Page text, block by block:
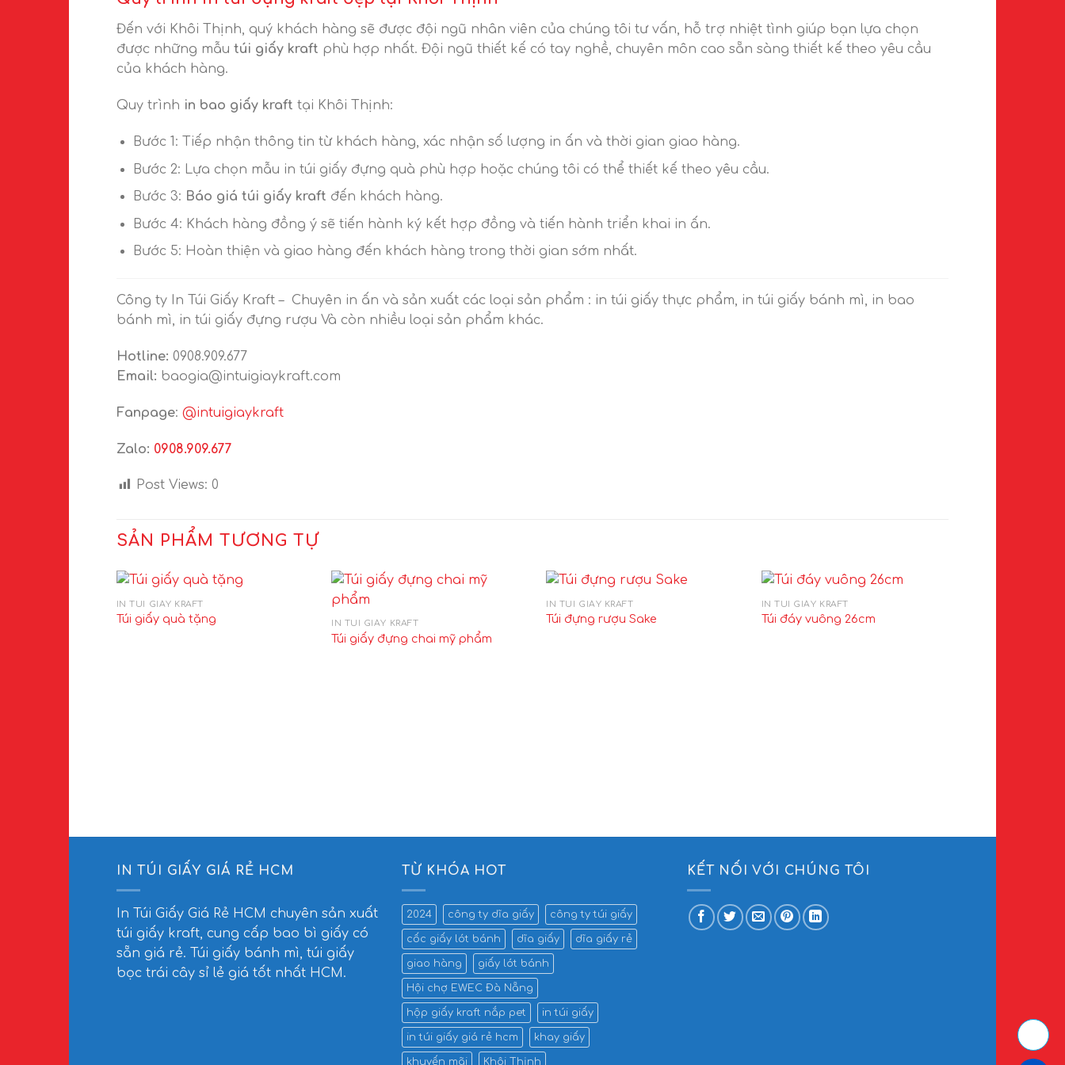
Đến với Khôi Thịnh, quý khách hàng sẽ được đội ngũ nhân viên của chúng tôi tư vấn, hỗ trợ nhiệt tình giúp bạn lựa chọn
được những mẫu túi giấy kraft phù hợp nhất. Đội ngũ thiết kế có tay nghề, chuyên môn cao sẵn sàng thiết kế theo yêu cầu
của khách hàng.
Quy trình in bao giấy kraft tại Khôi Thịnh:
Bước 1: Tiếp nhận thông tin từ khách hàng, xác nhận số lượng in ấn và thời gian giao hàng.
Bước 2: Lựa chọn mẫu in túi giấy đựng quà phù hợp hoặc chúng tôi có thể thiết kế theo yêu cầu.
Bước 3: Báo giá túi giấy kraft đến khách hàng.
Bước 4: Khách hàng đồng ý sẽ tiến hành ký kết hợp đồng và tiến hành triển khai in ấn.
Bước 5: Hoàn thiện và giao hàng đến khách hàng trong thời gian sớm nhất.
Công ty In Túi Giấy Kraft – Chuyên in ấn và sản xuất các loại sản phẩm : in túi giấy thực phẩm, in túi giấy bánh mì, in bao
bánh mì, in túi giấy đựng rượu Và còn nhiều loại sản phẩm khác.
Hotline: 0908.909.677
Email: baogia@intuigiaykraft.com
Fanpage: @intuigiaykraft
Zalo: 0908.909.677
Post Views: 0
SẢN PHẨM TƯƠNG TỰ
IN TÚI GIẤY KRAFT
Túi giấy quà tặng IN TÚI GIẤY KRAFT
Túi giấy đựng chai mỹ phẩm
IN TÚI GIẤY KRAFT
Túi đựng rượu Sake
IN TÚI GIẤY KRAFT
Túi đáy vuông 26cm
IN TÚI GIẤY GIÁ RẺ HCM
In Túi Giấy Giá Rẻ HCM chuyên sản xuất
túi giấy kraft, cung cấp bao bì giấy có
sẵn giá rẻ. Túi giấy bánh mì, túi giấy
bọc trái cây sỉ lẻ giá tốt nhất HCM.
TỪ KHÓA HOT
2024 công ty dĩa giấy công ty túi giấy
cốc giấy lót bánh dĩa giấy dĩa giấy rẻ
giao hàng giấy lót bánh
Hội chợ EWEC Đà Nẵng
hộp giấy kraft nắp pet in túi giấy
in túi giấy giá rẻ hcm khay giấy
khuyến mãi Khôi Thịnh
KẾT NỐI VỚI CHÚNG TÔI